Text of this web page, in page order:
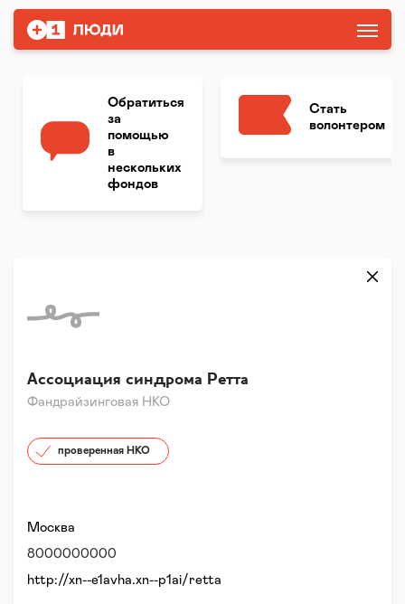
Обратиться
за
помощью
в
нескольких
фондов
Стать
волонтером
Фандрайзинговая НКО
Ассоциация синдрома Ретта
проверенная НКО
Москва
8000000000
http://xn--e1avha.xn--p1ai/retta